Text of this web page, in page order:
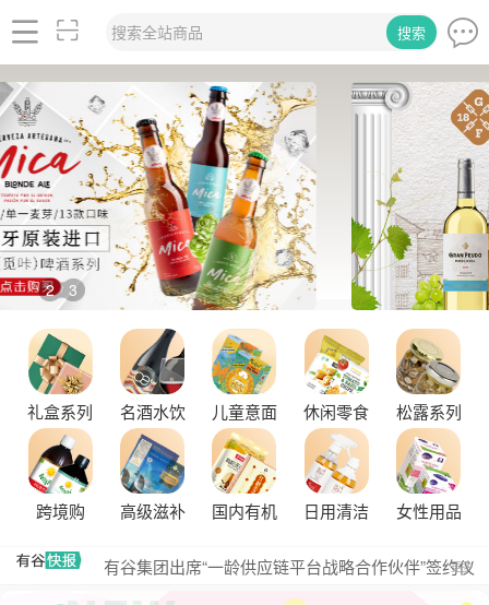
搜索全站商品 搜索
2 / 3
礼盒系列 名酒水饮 儿童意面 休闲零食 松露系列
跨境购 高级滋补 国内有机 日用清洁 女性用品
更多
品味拉克索威斯威士忌，邂逅独特酒韵
舌尖上的塞尔维亚黑松露，你了解多少？
探秘塞尔维亚松露的独特魅力
黑松露的热量是多少？